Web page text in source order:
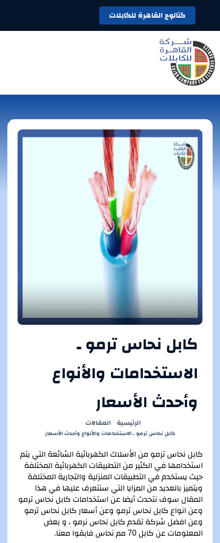
كتالوج القاهرة للكابلات
كابل نحاس ترمو ـ
الاستخدامات والأنواع
وأحدث الأسعار
الرئيسية المقالات
كابل نحاس ترمو ـ الاستخدامات والأنواع وأحدث الأسعار
كابل نحاس ترمو من الأسلاك الكهربائية الشائعة التي يتم
استخدامها في الكثير من التطبيقات الكهربائية المختلفة
حيث يستخدم في التطبيقات المنزلية والتجارية المختلفة
ويتميز بالعديد من المزايا التي سنتعرف عليها في هذا
المقال سوف نتحدث أيضا عن استخدامات كابل نحاس ترمو
وعن انواع كابل نحاس ترمو وعن أسعار كابل نحاس ترمو
وعن افضل شركة تقدم كابل نحاس نرمو ، و بعض
المعلومات عن كابل 70 مم نحاس فابقوا معنا.